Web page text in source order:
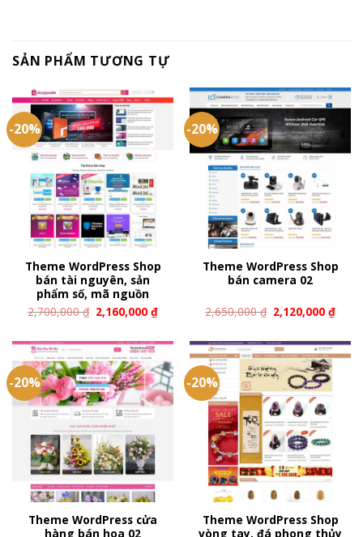
SẢN PHẨM TƯƠNG TỰ
-20%
Theme WordPress Shop
bán tài nguyên, sản
phẩm số, mã nguồn
2,700,000₫ 2,160,000₫
-20%
Theme WordPress Shop
bán camera 02
2,650,000₫ 2,120,000₫
-20%
Theme WordPress cửa
hàng bán hoa 02
-20%
Theme WordPress Shop
vòng tay, đá phong thủy